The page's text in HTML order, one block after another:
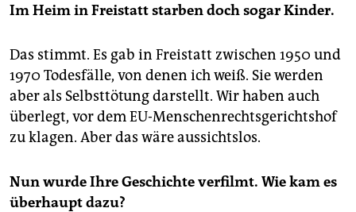
Im Heim in Freistatt starben doch sogar Kinder.
Das stimmt. Es gab in Freistatt zwischen 1950 und
1970 Todesfälle, von denen ich weiß. Sie werden
aber als Selbsttötung darstellt. Wir haben auch
überlegt, vor dem EU-Menschenrechtsgerichtshof
zu klagen. Aber das wäre aussichtslos.
Nun wurde Ihre Geschichte verfilmt. Wie kam es
überhaupt dazu?